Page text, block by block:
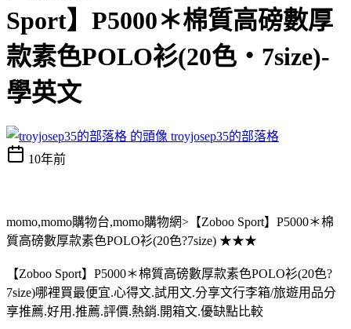
Sport】P5000＊棉質高磅數厚
款素色POLO衫(20色‧7size)-
學英文
troyjosep35的部落格
10年前
momo,momo購物台,momo購物網>【Zoboo Sport】P5000＊棉
質高磅數厚款素色POLO衫(20色?7size) ★★★
【Zoboo Sport】P5000＊棉質高磅數厚款素色POLO衫(20色?
7size)哪裡買最便宜.心得文.試用文.分享文行李箱/旅遊用品分
享推薦.好用.推薦.評價.熱銷.開箱文.優缺點比較